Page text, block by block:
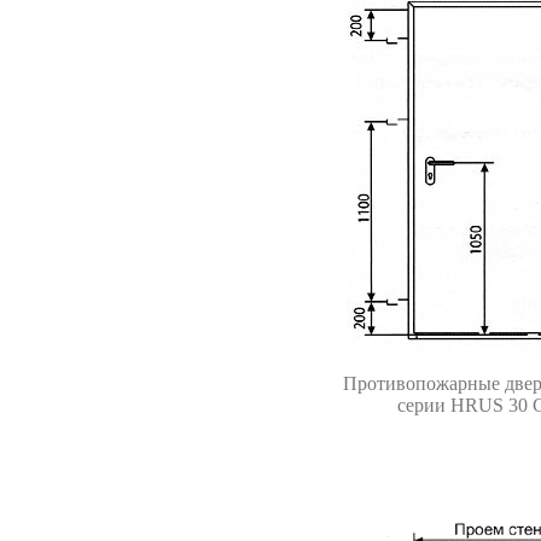
Противопожарные
серии HRUS 30